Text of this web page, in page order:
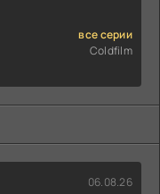
все серии
Coldfilm
06.08.26